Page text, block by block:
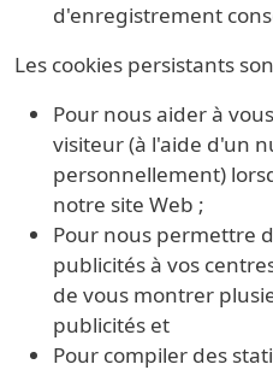
d'enregistrement
Les cookies persistants
Pour nous aider à
visiteur (à l'aide d'un
personnellement)
notre site Web ;
Pour nous permettre
publicités à vos
de vous montrer
publicités et
Pour compiler des